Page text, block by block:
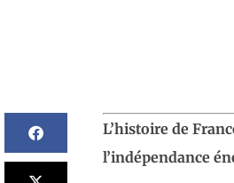
L’histoire de
l’indépendance